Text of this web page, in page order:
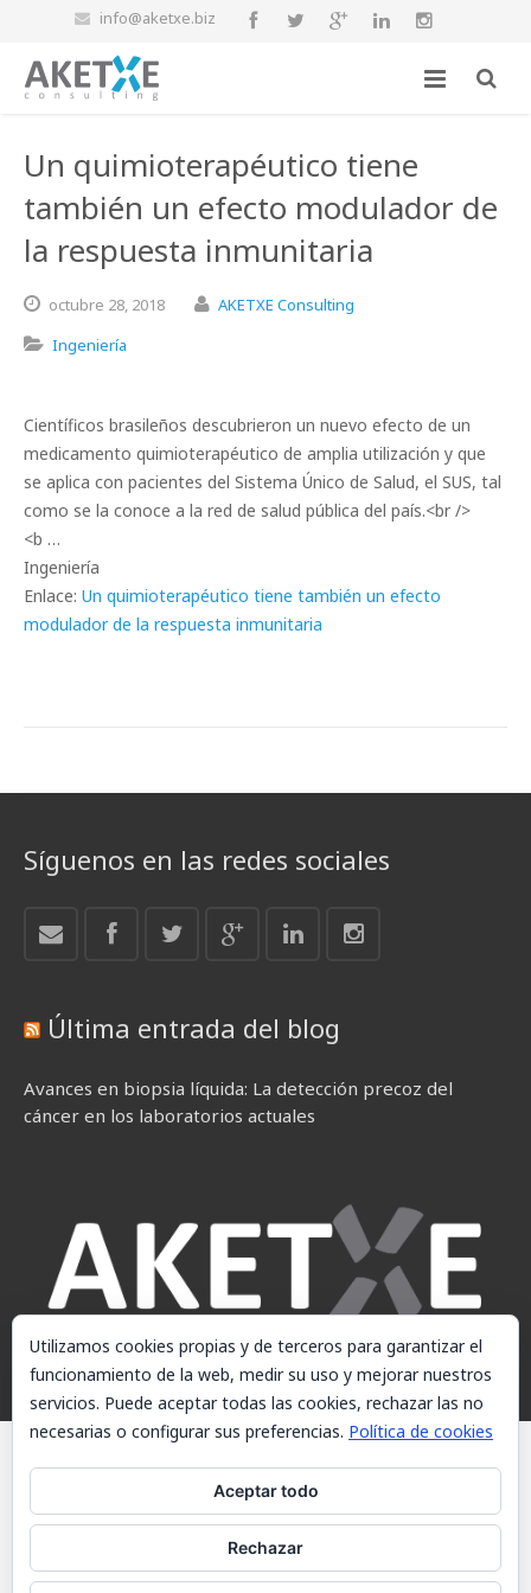
info@aketxe.biz
Un quimioterapéutico tiene
también un efecto modulador de
la respuesta inmunitaria
octubre 28, 2018
AKETXE Consulting
Ingeniería
Científicos brasileños descubrieron un nuevo efecto de un
medicamento quimioterapéutico de amplia utilización y que
se aplica con pacientes del Sistema Único de Salud, el SUS, tal
como se la conoce a la red de salud pública del país.<br />
<b …
Ingeniería
Enlace: Un quimioterapéutico tiene también un efecto
modulador de la respuesta inmunitaria
Síguenos en las redes sociales
Última entrada del blog
Avances en biopsia líquida: La detección precoz del
cáncer en los laboratorios actuales
© AKETXE Consulting, S.L. - Este sitio web utiliza cookies, consulte
nuestra Política de cookies.
Política de cookies
Utilizamos cookies propias y de terceros para garantizar el
funcionamiento de la web, medir su uso y mejorar nuestros
servicios. Puede aceptar todas las cookies, rechazar las no
necesarias o configurar sus preferencias. Política de cookies
Aceptar todo
Rechazar